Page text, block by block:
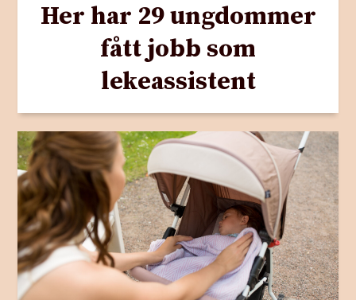
Her har 29 ungdommer
fått jobb som
lekeassistent